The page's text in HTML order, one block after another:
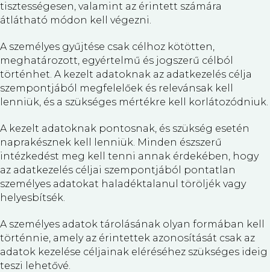
tisztességesen, valamint az érintett számára
átlátható módon kell végezni.
A személyes gyűjtése csak célhoz kötötten,
meghatározott, egyértelmű és jogszerű célból
történhet. A kezelt adatoknak az adatkezelés célja
szempontjából megfelelőek és relevánsak kell
lenniük, és a szükséges mértékre kell korlátozódniuk.
A kezelt adatoknak pontosnak, és szükség esetén
naprakésznek kell lenniük. Minden észszerű
intézkedést meg kell tenni annak érdekében, hogy
az adatkezelés céljai szempontjából pontatlan
személyes adatokat haladéktalanul töröljék vagy
helyesbítsék.
A személyes adatok tárolásának olyan formában kell
történnie, amely az érintettek azonosítását csak az
adatok kezelése céljainak eléréséhez szükséges ideig
teszi lehetővé.